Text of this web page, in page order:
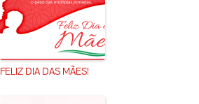
FELIZ DIA DAS MÃES!